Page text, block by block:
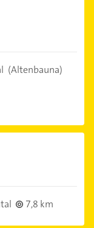
(Altenbauna)
7,8 km